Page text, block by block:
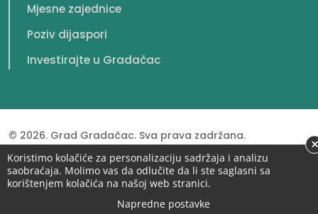
Mjesne zajednice
Poziv dijaspori
Investirajte u Gradačac
© 2026. Grad Gradačac. Sva prava zadržana.
Koristimo kolačiće za personalizaciju sadržaja i analizu
saobraćaja. Molimo vas da odlučite da li ste saglasni sa
korištenjem kolačića na našoj web stranici.
Napredne postavke
×